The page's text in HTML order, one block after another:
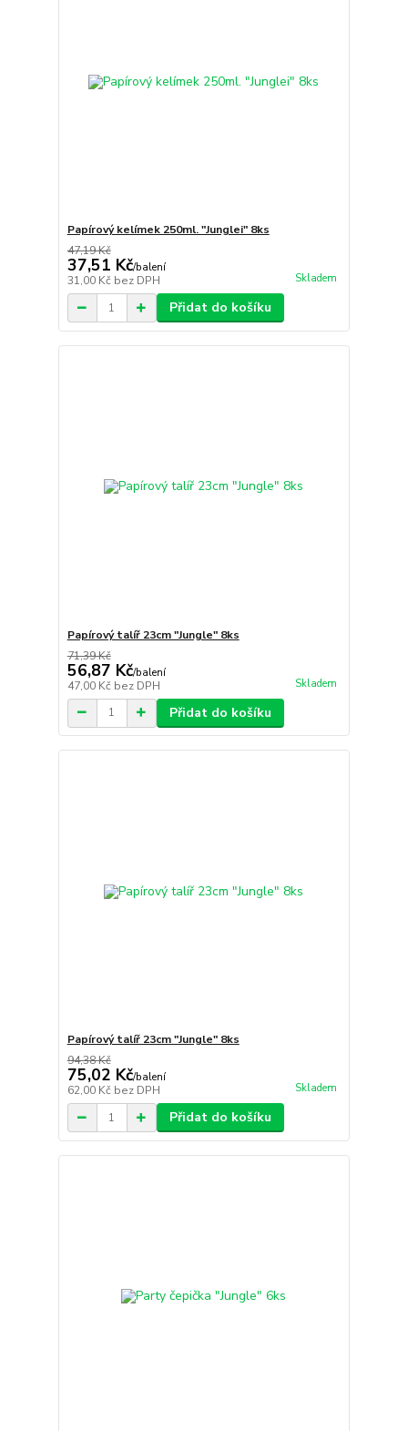
Papírový kelímek 250ml. "Junglei" 8ks
47,19 Kč
37,51 Kč/balení
31,00 Kč bez DPH Skladem
Přidat do košíku
Papírový talíř 23cm "Jungle" 8ks
71,39 Kč
56,87 Kč/balení
47,00 Kč bez DPH Skladem
Přidat do košíku
Papírový talíř 23cm "Jungle" 8ks
94,38 Kč
75,02 Kč/balení
62,00 Kč bez DPH Skladem
Přidat do košíku